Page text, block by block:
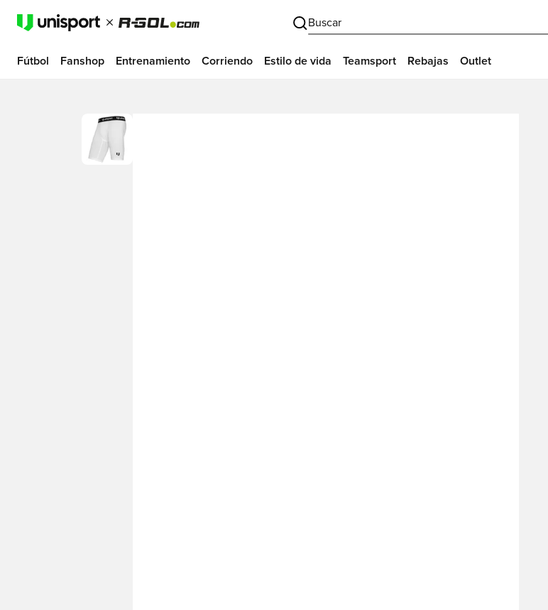
Buscar
Fútbol Fanshop Entrenamiento Corriendo Estilo de vida Teamsport Rebajas Outlet